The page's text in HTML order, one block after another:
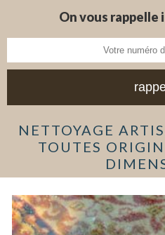
On vous
NETTOYAGE
TOUTES